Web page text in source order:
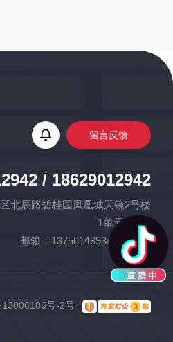
留言反馈
/ 18629012942
北辰路碧桂园凤凰城天镜2号楼
1单元502室
邮箱：1375614893@qq.com
13006185号-2号